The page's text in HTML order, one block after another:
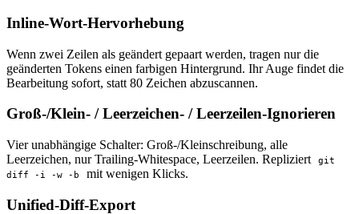
Inline-Wort-Hervorhebung
Wenn zwei Zeilen als geändert gepaart werden, tragen nur die
geänderten Tokens einen farbigen Hintergrund. Ihr Auge findet die
Bearbeitung sofort, statt 80 Zeichen abzuscannen.
Groß-/Klein- / Leerzeichen- / Leerzeilen-Ignorieren
Vier unabhängige Schalter: Groß-/Kleinschreibung, alle
Leerzeichen, nur Trailing-Whitespace, Leerzeilen. Repliziert
git
diff -i -w -b
mit wenigen Klicks.
Unified-Diff-Export